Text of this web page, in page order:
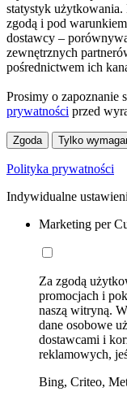
statystyk
zgodą i pod
dostawcy –
zewnętrznych
pośrednictwem ich
Prosimy o zapoznanie
prywatności przed
Zgoda Tylko
Polityka prywatności
Indywidualne
Marketing per
Za zgodą
promocjach i
naszą witryną.
dane osobowe
dostawcami i
reklamowych,
Bing, Criteo,